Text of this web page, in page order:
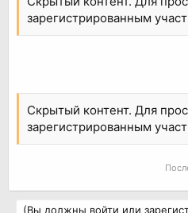
зарегистрированным
Скрытый контент. Для
зарегистрированным
(Вы должны войти или